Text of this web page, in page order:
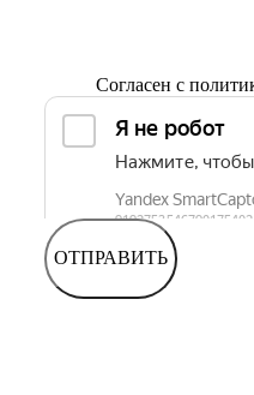
Согласен с
ОТПРАВИТЬ